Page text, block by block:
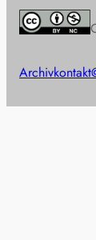
Archiv